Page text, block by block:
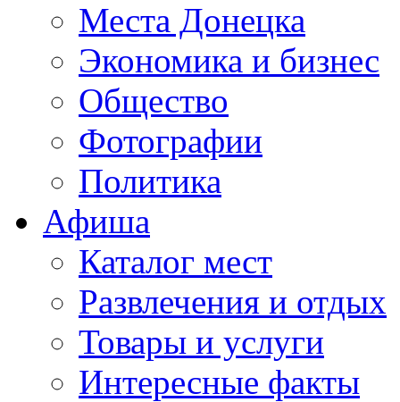
Места Донецка
Экономика и бизнес
Общество
Фотографии
Политика
Афиша
Каталог мест
Развлечения и отдых
Товары и услуги
Интересные факты